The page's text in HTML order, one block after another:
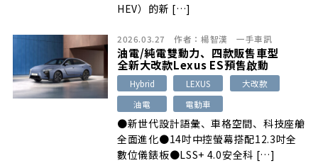
HEV）的新 […]
2026.03.27 作者： 楊智漢 一手車訊
油電/純電雙動力、四款販售車型
全新大改款Lexus ES預售啟動
Hybrid LEXUS
大改款
油電
電動車
●新世代設計語彙、車格空間、科技座艙
全面進化●14吋中控螢幕搭配12.3吋全
數位儀錶板●LSS+ 4.0安全科 […]